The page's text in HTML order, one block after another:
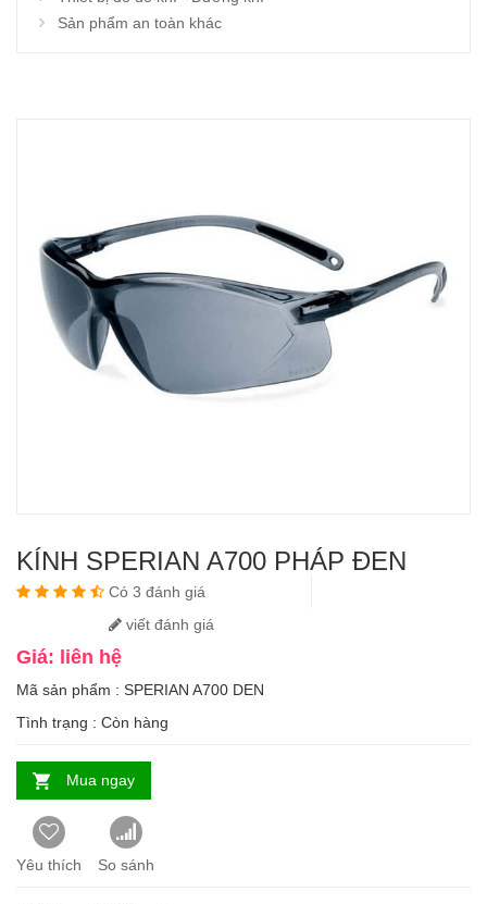
Sản phẩm an toàn khác
KÍNH SPERIAN A700 PHÁP ĐEN
Có 3 đánh giá
viết đánh giá
Giá: liên hệ
Mã sản phẩm : SPERIAN A700 DEN
Tình trạng : Còn hàng
Mua ngay
Yêu thích So sánh